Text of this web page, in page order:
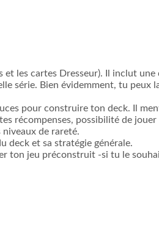
les cartes Dresseur). Il inclut
série. Bien évidemment, tu peux
pour construire ton deck. Il
récompenses, possibilité de
de rareté.
deck et sa stratégie générale.
ton jeu préconstruit -si tu le